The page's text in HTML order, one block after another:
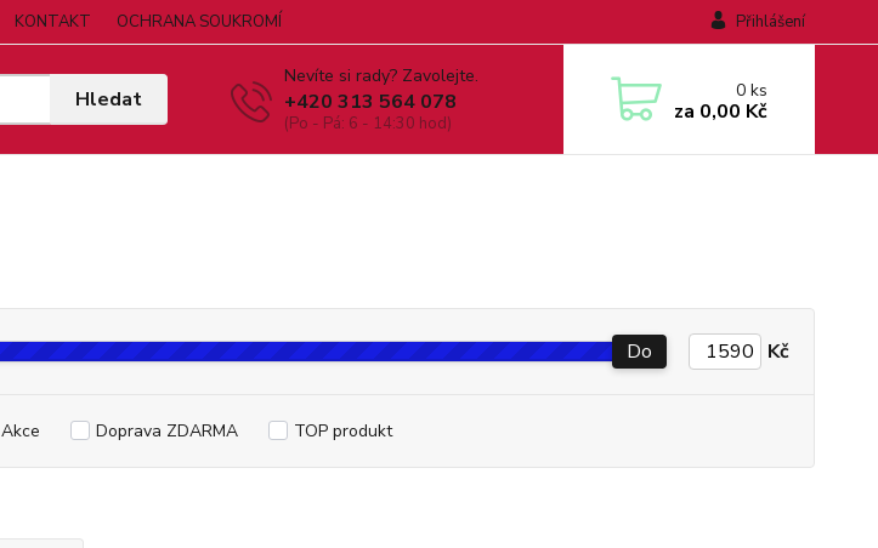
KONTAKT OCHRANA SOUKROMÍ Přihlášení
Hledat
Nevíte si rady? Zavolejte.
+420 313 564 078
(Po - Pá: 6 - 14:30 hod)
0ks
za 0,00 Kč
Do Kč
Akce Doprava ZDARMA TOP produkt